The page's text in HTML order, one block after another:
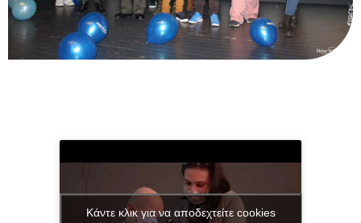
Κάντε κλικ για να αποδεχτείτε cookies